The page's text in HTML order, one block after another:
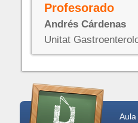
Profesorado
Andrés Cárdenas
Unitat
Aula